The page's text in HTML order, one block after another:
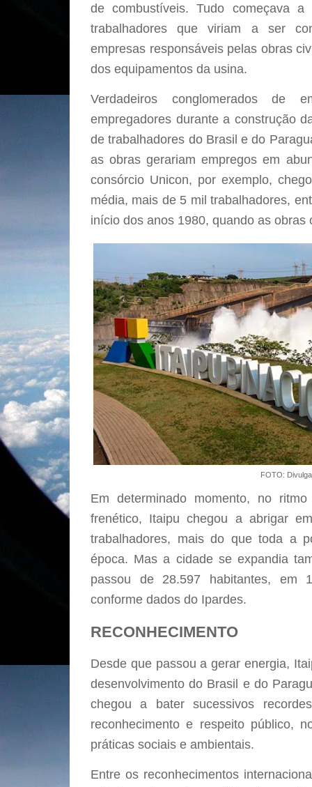
de combustíveis. Tudo começava
trabalhadores que viriam a ser
empresas responsáveis pelas obras
dos equipamentos da usina.
Verdadeiros conglomerados de
empregadores durante a construção
de trabalhadores do Brasil e do
as obras gerariam empregos em
consórcio Unicon, por exemplo,
média, mais de 5 mil trabalhadores,
início dos anos 1980, quando as obras
FOTO:
Em determinado momento, no
frenético, Itaipu chegou a abrigar
trabalhadores, mais do que toda a
época. Mas a cidade se expandia
passou de 28.597 habitantes, em
conforme dados do Ipardes.
RECONHECIMENTO
Desde que passou a gerar energia,
desenvolvimento do Brasil e do
chegou a bater sucessivos
reconhecimento e respeito público,
práticas sociais e ambientais.
Entre os reconhecimentos